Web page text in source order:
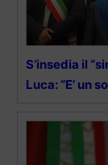
S’insedia il
Luca: “E’ un